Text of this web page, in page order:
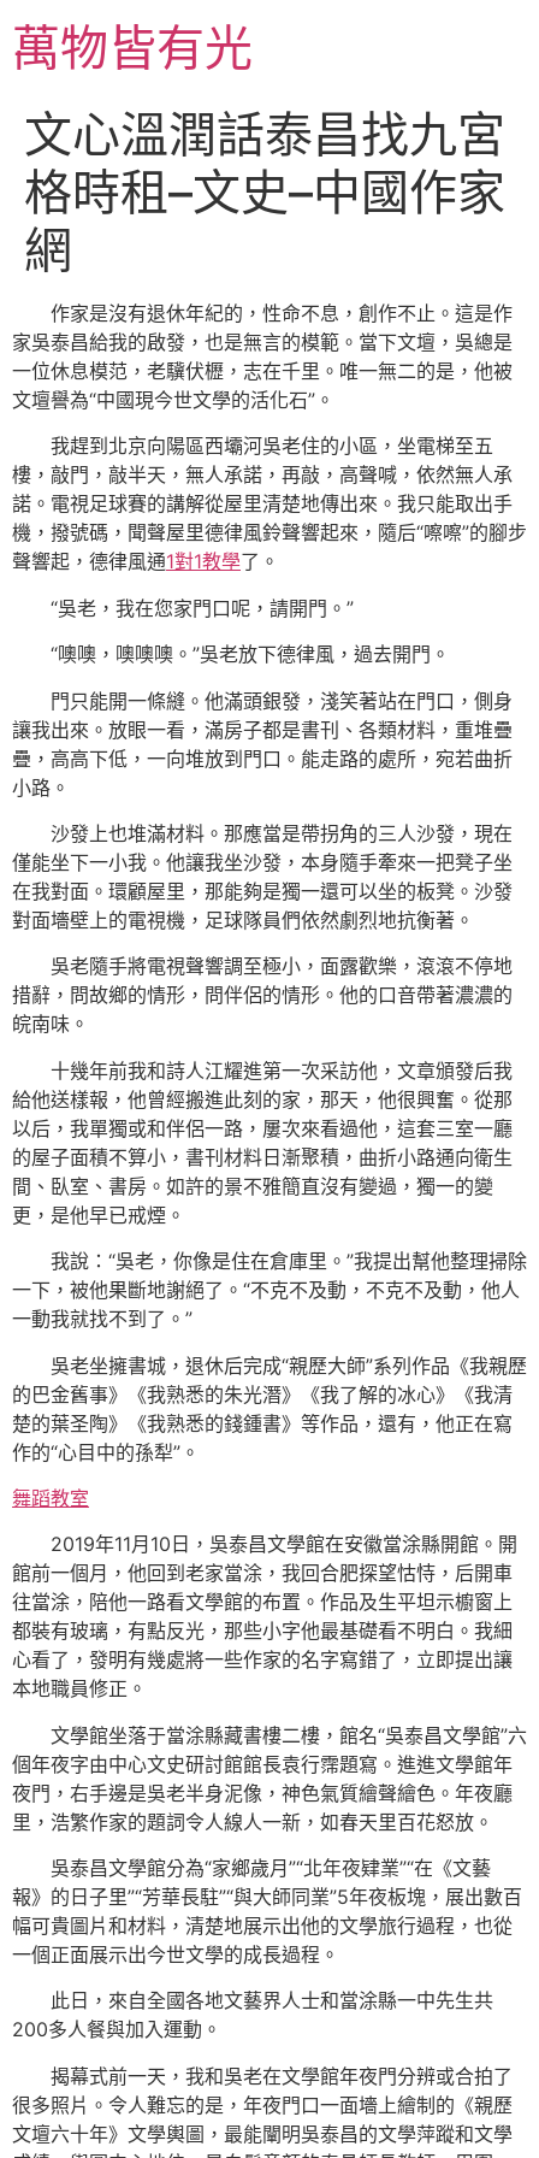
主萬物皆有光
文心溫潤話泰昌找九宮
格時租–文史–中國作家
網
作家是沒有退休年紀的，性命不息，創作不止。這是作
家吳泰昌給我的啟發，也是無言的模範。當下文壇，吳總是
一位休息模范，老驥伏櫪，志在千里。唯一無二的是，他被
文壇譽為“中國現今世文學的活化石”。
我趕到北京向陽區西壩河吳老住的小區，坐電梯至五
樓，敲門，敲半天，無人承諾，再敲，高聲喊，依然無人承
諾。電視足球賽的講解從屋里清楚地傳出來。我只能取出手
機，撥號碼，聞聲屋里德律風鈴聲響起來，隨后“嚓嚓”的腳步
聲響起，德律風通1對1教學了。
“吳老，我在您家門口呢，請開門。”
“噢噢，噢噢噢。”吳老放下德律風，過去開門。
門只能開一條縫。他滿頭銀發，淺笑著站在門口，側身
讓我出來。放眼一看，滿房子都是書刊、各類材料，重堆疊
疊，高高下低，一向堆放到門口。能走路的處所，宛若曲折
小路。
沙發上也堆滿材料。那應當是帶拐角的三人沙發，現在
僅能坐下一小我。他讓我坐沙發，本身隨手牽來一把凳子坐
在我對面。環顧屋里，那能夠是獨一還可以坐的板凳。沙發
對面墻壁上的電視機，足球隊員們依然劇烈地抗衡著。
吳老隨手將電視聲響調至極小，面露歡樂，滾滾不停地
措辭，問故鄉的情形，問伴侶的情形。他的口音帶著濃濃的
皖南味。
十幾年前我和詩人江耀進第一次采訪他，文章頒發后我
給他送樣報，他曾經搬進此刻的家，那天，他很興奮。從那
以后，我單獨或和伴侶一路，屢次來看過他，這套三室一廳
的屋子面積不算小，書刊材料日漸聚積，曲折小路通向衛生
間、臥室、書房。如許的景不雅簡直沒有變過，獨一的變
更，是他早已戒煙。
我說：“吳老，你像是住在倉庫里。”我提出幫他整理掃除
一下，被他果斷地謝絕了。“不克不及動，不克不及動，他人
一動我就找不到了。”
吳老坐擁書城，退休后完成“親歷大師”系列作品《我親歷
的巴金舊事》《我熟悉的朱光潛》《我了解的冰心》《我清
楚的葉圣陶》《我熟悉的錢鍾書》等作品，還有，他正在寫
作的“心目中的孫犁”。
舞蹈教室
2019年11月10日，吳泰昌文學館在安徽當涂縣開館。開
館前一個月，他回到老家當涂，我回合肥探望怙恃，后開車
往當涂，陪他一路看文學館的布置。作品及生平坦示櫥窗上
都裝有玻璃，有點反光，那些小字他最基礎看不明白。我細
心看了，發明有幾處將一些作家的名字寫錯了，立即提出讓
本地職員修正。
文學館坐落于當涂縣藏書樓二樓，館名“吳泰昌文學館”六
個年夜字由中心文史研討館館長袁行霈題寫。進進文學館年
夜門，右手邊是吳老半身泥像，神色氣質繪聲繪色。年夜廳
里，浩繁作家的題詞令人線人一新，如春天里百花怒放。
吳泰昌文學館分為“家鄉歲月”“北年夜肄業”“在《文藝
報》的日子里”“芳華長駐”“與大師同業”5年夜板塊，展出數百
幅可貴圖片和材料，清楚地展示出他的文學旅行過程，也從
一個正面展示出今世文學的成長過程。
此日，來自全國各地文藝界人士和當涂縣一中先生共
200多人餐與加入運動。
揭幕式前一天，我和吳老在文學館年夜門分辨或合拍了
很多照片。令人難忘的是，年夜門口一面墻上繪制的《親歷
文壇六十年》文學輿圖，最能闡明吳泰昌的文學萍蹤和文學